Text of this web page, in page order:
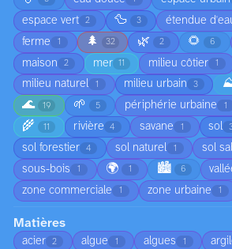
espace vert 2 🦆 3 étendue
ferme 1 🌲 32 🌿 2 🌻 6
maison 2 mer 11 milieu côtier 1
milieu naturel 1 milieu urbain 3
🌊 19 🌱 5 périphérie urbaine 1
🌾 11 rivière 4 savane 1 sol
sol forestier 4 sol naturel 1 sol
sous-bois 1 🌍 1 🏙️ 6
zone commerciale 1 zone urbaine 1
Matières
acier 2 algue 1 algues 1